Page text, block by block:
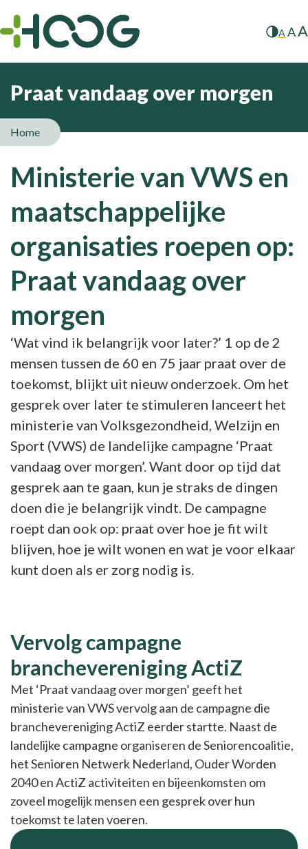
A AA
Praat vandaag over morgen
Home
Ministerie van VWS en
maatschappelijke
organisaties roepen op:
Praat vandaag over
morgen
‘Wat vind ik belangrijk voor later?’ 1 op de 2
mensen tussen de 60 en 75 jaar praat over de
toekomst, blijkt uit nieuw onderzoek. Om het
gesprek over later te stimuleren lanceert het
ministerie van Volksgezondheid, Welzijn en
Sport (VWS) de landelijke campagne ‘Praat
vandaag over morgen’. Want door op tijd dat
gesprek aan te gaan, kun je straks de dingen
doen die je belangrijk vindt. De campagne
roept dan ook op: praat over hoe je fit wilt
blijven, hoe je wilt wonen en wat je voor elkaar
kunt doen als er zorg nodig is.
Vervolg campagne
branchevereniging ActiZ
Met ‘Praat vandaag over morgen’ geeft het
ministerie van VWS vervolg aan de campagne die
branchevereniging ActiZ eerder startte. Naast de
landelijke campagne organiseren de Seniorencoalitie,
het Senioren Netwerk Nederland, Ouder Worden
2040 en ActiZ activiteiten en bijeenkomsten om
zoveel mogelijk mensen een gesprek over hun
toekomst te laten voeren.